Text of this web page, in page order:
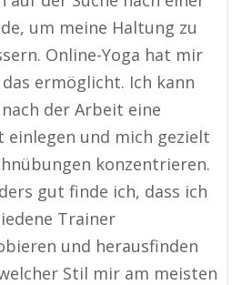
um meine Haltung zu
Online-Yoga hat mir
das ermöglicht. Ich kann
der Arbeit eine
einlegen und mich gezielt
konzentrieren.
gut finde ich, dass ich
Trainer
und herausfinden
Stil mir am meisten